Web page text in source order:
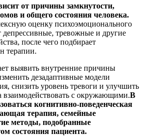
от причины замкнутости,
и общего состояния человека.
оценку психоэмоционального
депрессивные, тревожные и другие
после чего подбирает
терапии.
выявить внутренние причины
дезадаптивные модели
снизить уровень тревоги и улучшить
взаимодействовать с окружающими.В
когнитивно-поведенческая
терапия, семейные
методы, подобранные
состояния пациента.